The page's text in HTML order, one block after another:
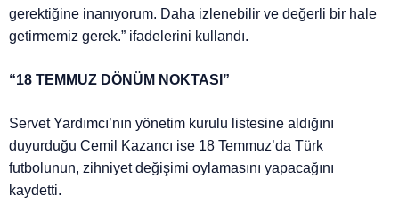
gerektiğine inanıyorum. Daha izlenebilir ve değerli bir hale
getirmemiz gerek.” ifadelerini kullandı.
“18 TEMMUZ DÖNÜM NOKTASI”
Servet Yardımcı’nın yönetim kurulu listesine aldığını
duyurduğu Cemil Kazancı ise 18 Temmuz’da Türk
futbolunun, zihniyet değişimi oylamasını yapacağını
kaydetti.